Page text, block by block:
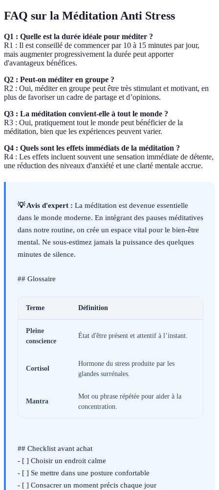
FAQ sur la Méditation Anti Stress
Q1 : Quelle est la durée idéale pour méditer ?
R1 : Il est conseillé de commencer par 10 à 15 minutes par jour,
mais augmenter progressivement la durée peut apporter
d'avantageux bénéfices.
Q2 : Peut-on méditer en groupe ?
R2 : Oui, méditer en groupe peut être très stimulant et motivant, en
plus de favoriser un cadre de partage et d’opinions.
Q3 : La méditation convient-elle à tout le monde ?
R3 : Oui, pratiquement tout le monde peut bénéficier de la
méditation, bien que les expériences peuvent varier.
Q4 : Quels sont les effets immédiats de la méditation ?
R4 : Les effets incluent souvent une sensation immédiate de détente,
une réduction des niveaux d'anxiété et une clarté mentale accrue.
💡 Avis d'expert : La méditation est devenue essentielle
dans le monde moderne. En intégrant des pauses méditatives
dans notre routine, on crée un espace vital pour le bien-être
mental. Ne sous-estimez jamais la puissance des quelques
minutes de silence.
## Glossaire
Terme Définition
Pleine
conscience
État d'être présent et attentif à l’instant.
Cortisol
Hormone du stress produite par les
glandes surrénales.
Mantra
Mot ou phrase répétée pour aider à la
concentration.
## Checklist avant achat
- [ ] Choisir un endroit calme
- [ ] Se mettre dans une posture confortable
- [ ] Consacrer un moment précis chaque jour